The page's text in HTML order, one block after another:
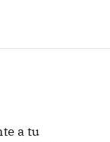
a tu